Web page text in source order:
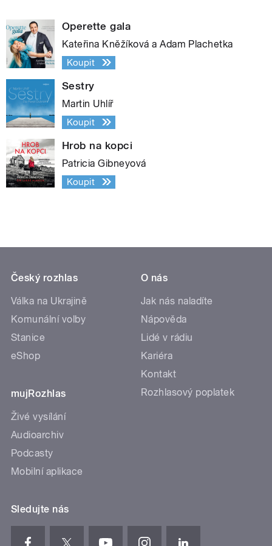
Operette gala
Kateřina Kněžíková a Adam Plachetka
Koupit
Sestry
Martin Uhlíř
Koupit
Hrob na kopci
Patricia Gibneyová
Koupit
Český rozhlas
Válka na Ukrajině
Komunální volby
Stanice
eShop
mujRozhlas
Živé vysílání
Audioarchiv
Podcasty
Mobilní aplikace
O nás
Jak nás naladíte
Nápověda
Lidé v rádiu
Kariéra
Kontakt
Rozhlasový poplatek
Sledujte nás